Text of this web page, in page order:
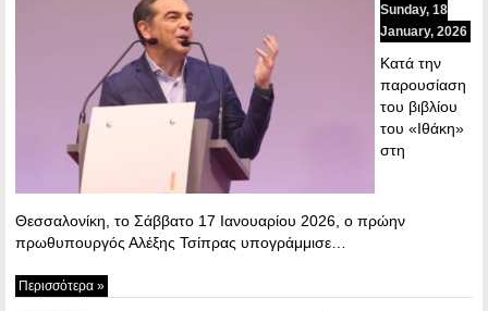
Sunday, 18
January, 2026
Κατά την
παρουσίαση
του βιβλίου
του «Ιθάκη»
στη
Θεσσαλονίκη, το Σάββατο 17 Ιανουαρίου 2026, ο πρώην
πρωθυπουργός Αλέξης Τσίπρας υπογράμμισε…
Περισσότερα »